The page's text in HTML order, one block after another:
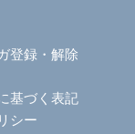
登録・解除
基づく表記
シー